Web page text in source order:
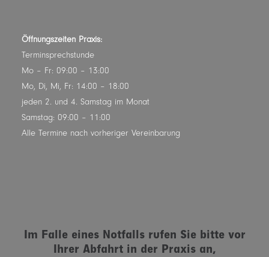
Öffnungszeiten Praxis:
Terminsprechstunde
Mo – Fr: 09:00 – 13:00
Mo, Di, Mi, Fr: 14:00 – 18:00
jeden 2. und 4. Samstag im Monat
Samstag: 09:00 – 11:00
Alle Termine nach vorheriger Vereinbarung
Im Falle eines Notfalls rufen Sie bitte vor
Ihrer Abfahrt in der Praxis an,